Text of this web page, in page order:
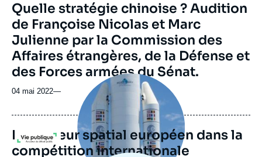
Quelle stratégie chinoise ? Audition
de Françoise Nicolas et Marc
Julienne par la Commission des
Affaires étrangères, de la Défense et
des Forces armées du Sénat.
04 mai 2022—
Logo
Image
principale
médiatique
Le secteur spatial européen dans la
compétition internationale